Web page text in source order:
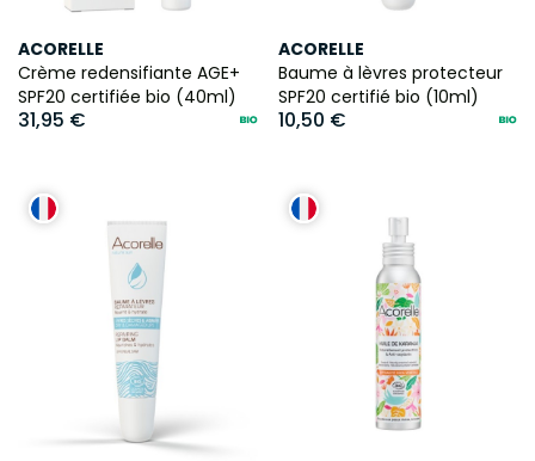
ACORELLE
Crème redensifiante AGE+
SPF20 certifiée bio (40ml)
31,95 €
ACORELLE
Baume à lèvres protecteur
SPF20 certifié bio (10ml)
10,50 €